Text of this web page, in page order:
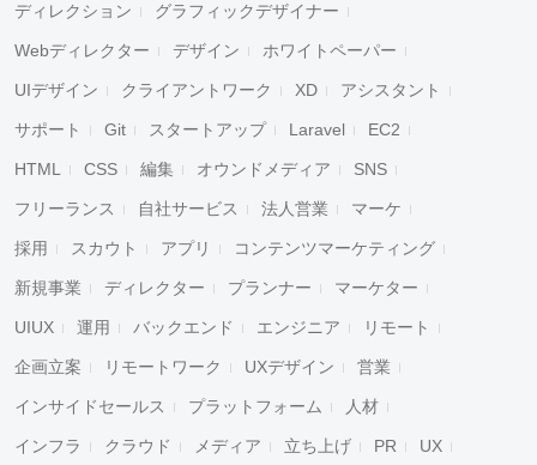
ディレクション グラフィックデザイナー
Webディレクター デザイン ホワイトペーパー
UIデザイン クライアントワーク XD アシスタント
サポート Git スタートアップ Laravel EC2
HTML CSS 編集 オウンドメディア SNS
フリーランス 自社サービス 法人営業 マーケ
採用 スカウト アプリ コンテンツマーケティング
新規事業 ディレクター プランナー マーケター
UIUX 運用 バックエンド エンジニア リモート
企画立案 リモートワーク UXデザイン 営業
インサイドセールス プラットフォーム 人材
インフラ クラウド メディア 立ち上げ PR UX